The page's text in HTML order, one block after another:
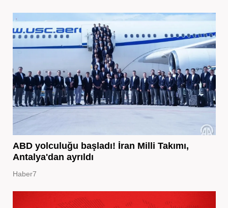
ABD yolculuğu başladı! İran Milli Takımı,
Antalya'dan ayrıldı
Haber7